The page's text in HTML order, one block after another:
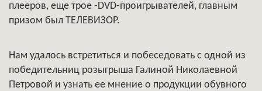
плееров, еще трое -DVD-проигрывателей, главным
призом был ТЕЛЕВИЗОР.
Нам удалось встретиться и побеседовать с одной из
победительниц розыгрыша Галиной Николаевной
Петровой и узнать ее мнение о продукции обувного